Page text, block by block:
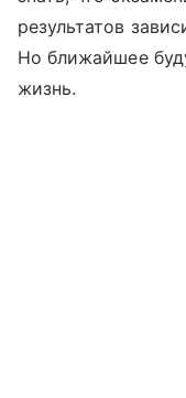
результатов
Но ближайшее
жизнь.